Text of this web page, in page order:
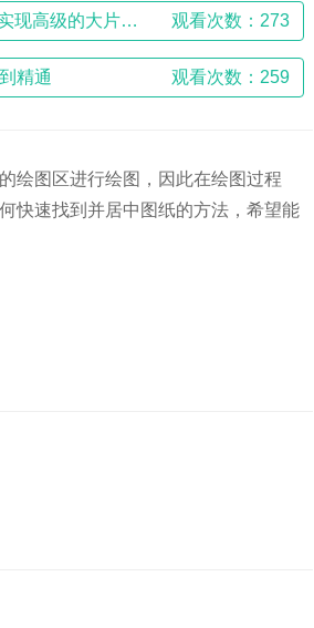
如何用TYflow快速实现高级的大片效果？ 观看次数：273
精通 观看次数：259
绘图区进行绘图，因此在绘图过程
快速找到并居中图纸的方法，希望能